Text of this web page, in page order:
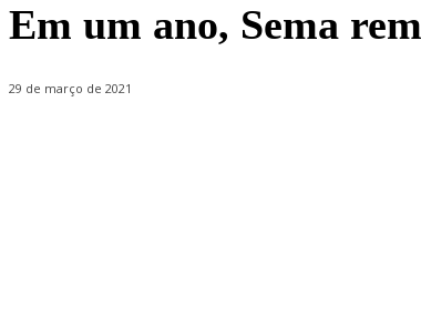
Em um ano, Sema
29 de março de 2021